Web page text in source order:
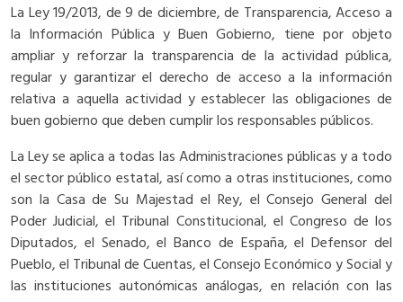
La Ley 19/2013, de 9 de diciembre, de Transparencia, Acceso a
la Información Pública y Buen Gobierno, tiene por objeto
ampliar y reforzar la transparencia de la actividad pública,
regular y garantizar el derecho de acceso a la información
relativa a aquella actividad y establecer las obligaciones de
buen gobierno que deben cumplir los responsables públicos.
La Ley se aplica a todas las Administraciones públicas y a todo
el sector público estatal, así como a otras instituciones, como
son la Casa de Su Majestad el Rey, el Consejo General del
Poder Judicial, el Tribunal Constitucional, el Congreso de los
Diputados, el Senado, el Banco de España, el Defensor del
Pueblo, el Tribunal de Cuentas, el Consejo Económico y Social y
las instituciones autonómicas análogas, en relación con las